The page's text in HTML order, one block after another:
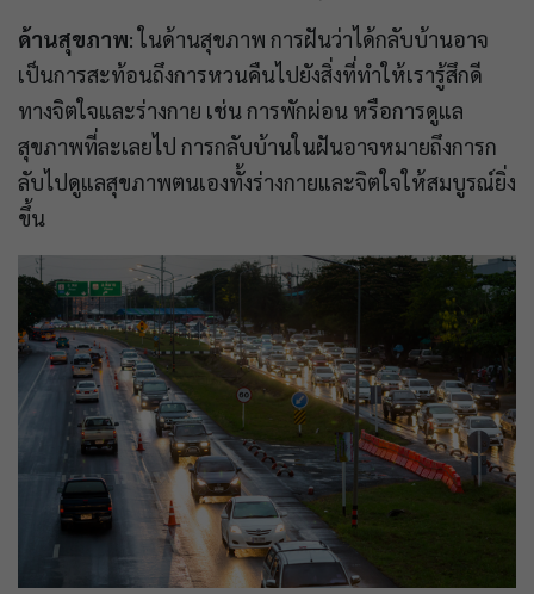
ด้านสุขภาพ: ในด้านสุขภาพ การฝันว่าได้กลับบ้านอาจ
เป็นการสะท้อนถึงการหวนคืนไปยังสิ่งที่ทำให้เรารู้สึกดี
ทางจิตใจและร่างกาย เช่น การพักผ่อน หรือการดูแล
สุขภาพที่ละเลยไป การกลับบ้านในฝันอาจหมายถึงการก
ลับไปดูแลสุขภาพตนเองทั้งร่างกายและจิตใจให้สมบูรณ์ยิ่ง
ขึ้น